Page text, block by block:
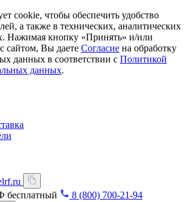
cookie, чтобы обеспечить удобство
а также в технических, аналитических
Нажимая кнопку «Принять» и/или
сайтом, Вы даете Согласие на обработку
данных в соответствии с Политикой
данных.
бесплатный
8 (800) 700-21-94